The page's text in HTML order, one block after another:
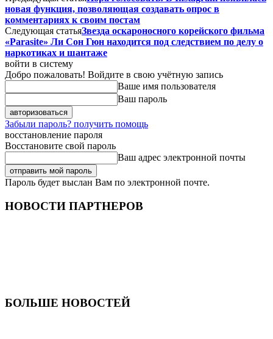
новая функция, позволяющая создавать опрос в
комментариях к своим постам
Следующая статьяЗвезда оскароносного корейского фильма
«Parasite» Ли Сон Гюн находится под следствием по делу о
наркотиках и шантаже
войти в систему
Добро пожаловать! Войдите в свою учётную запись
Ваше имя пользователя
Ваш пароль
Забыли пароль? получить помощь
восстановление пароля
Восстановите свой пароль
Ваш адрес электронной почты
Пароль будет выслан Вам по электронной почте.
НОВОСТИ ПАРТНЕРОВ
БОЛЬШЕ НОВОСТЕЙ